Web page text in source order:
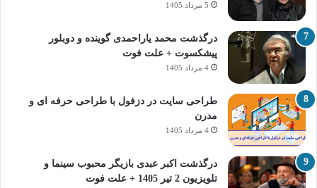
5 مرداد 1405
درگذشت محمد یاراحمدی گوینده و دوبلور
پیشکسوت + علت فوت
4 مرداد 1405
طراحی سایت در دزفول با طراحی حرفه‌ ای و
مدرن
4 مرداد 1405
درگذشت اکبر عبدی بازیگر محبوب سینما و
تلویزیون 2 تیر 1405 + علت فوت